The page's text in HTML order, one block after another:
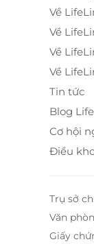
động
là đại
Về
Về
Về
Về
Tin tức
Blog
Cơ hội
Điều
Trụ sở
Văn
Giấy